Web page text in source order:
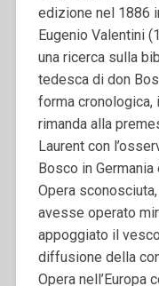
edizione nel 1886
Eugenio Valentini
una ricerca sulla
tedesca di don
forma cronologica,
rimanda alla
Laurent con
Bosco in
Opera
avesse operato
appoggiato il
diffusione della
Opera nell’Europa